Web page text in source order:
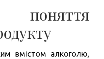
вмістом алкоголю,